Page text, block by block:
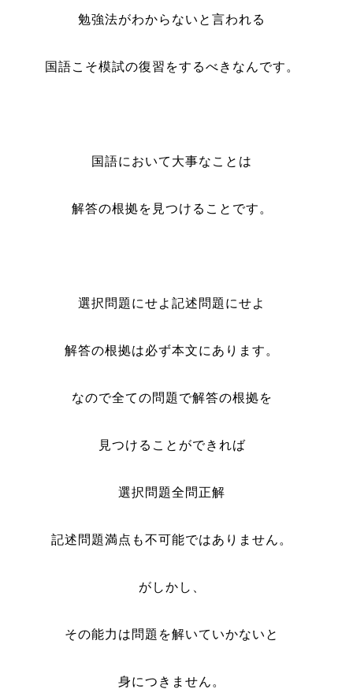
勉強法がわからないと言われる
国語こそ模試の復習をするべきなんです。
国語において大事なことは
解答の根拠を見つけることです。
選択問題にせよ記述問題にせよ
解答の根拠は必ず本文にあります。
なので全ての問題で解答の根拠を
見つけることができれば
選択問題全問正解
記述問題満点も不可能ではありません。
がしかし、
その能力は問題を解いていかないと
身につきません。